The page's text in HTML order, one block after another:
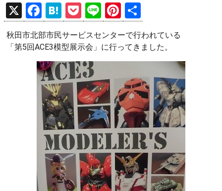
X
F
a
ce
b
o
o
k
H
at
e
n
a
P
o
ck
et
Li
n
e
Pi
nt
er
es
有
秋田市北部市民サービスセンターで行われている
「第5回ACE3模型展示会」に行ってきました。